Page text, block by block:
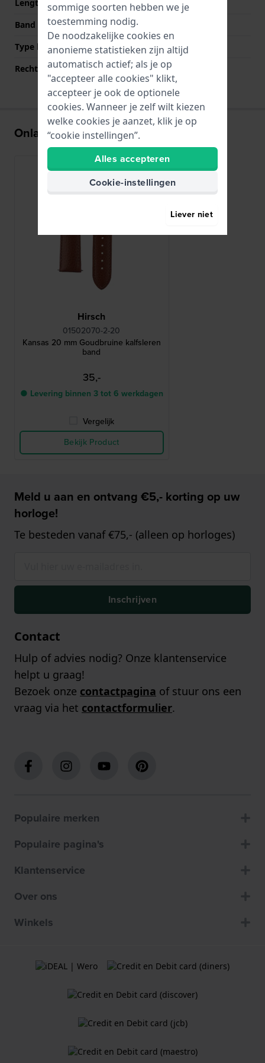
Lengte band op 6 uur (mm)
120 mm
Band maat
L
Type bevestiging
Quick release pushpins
Rechte bandaanzet
Ja
Onlangs bekeken
Hirsch
01502070-2-20
Kansas 20 mm Goudbruine kalfsleren
band
35,-
● Levering binnen 3 tot 6 werkdagen
Vergelijk
Bekijk Product
Meld u aan en ontvang €5,- korting op uw
horloge!
Te besteden vanaf €75,- (alleen op horloges)
Inschrijven
Contact
Hulp of advies nodig? Onze klantenservice
helpt u graag!
Bezoek onze contactpagina of stuur ons een
vraag via het contactformulier.
Populaire merken
Populaire pagina's
Klantenservice
Over ons
Winkels
sommige soorten hebben we je
toestemming nodig.
De noodzakelijke cookies en
anonieme statistieken zijn altijd
automatisch actief; als je op
"accepteer alle cookies" klikt,
accepteer je ook de optionele
cookies. Wanneer je zelf wilt kiezen
welke cookies je aanzet, klik je op
“cookie instellingen”.
Alles accepteren
Cookie-instellingen
Liever niet